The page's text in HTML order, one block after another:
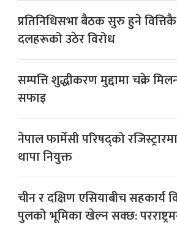
प्रतिनिधिसभा बैठक सुरु हुने वित्तिकै
दलहरूको उठेर विरोध
सम्पत्ति शुद्धीकरण मुद्दामा चक्रे
सफाइ
नेपाल फार्मेसी परिषद्को
थापा नियुक्त
चीन र दक्षिण एसियाबीच सहकार्य
पुलको भूमिका खेल्न सक्छ: